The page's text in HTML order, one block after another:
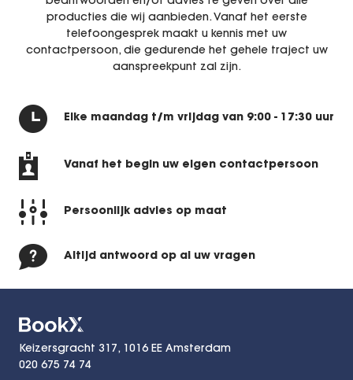
producties die wij aanbieden. Vanaf het eerste
telefoongesprek maakt u kennis met uw
contactpersoon, die gedurende het gehele traject uw
aanspreekpunt zal zijn.
Elke maandag t/m vrijdag van 9:00 - 17:30 uur
Vanaf het begin uw eigen contactpersoon
Persoonlijk advies op maat
Altijd antwoord op al uw vragen
Keizersgracht 317, 1016 EE Amsterdam
020 675 74 74